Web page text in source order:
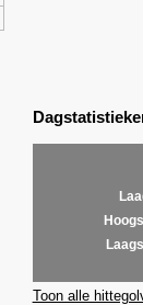
Toon alle